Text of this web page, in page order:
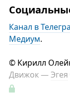
Канал в
Медиум.
© Кирилл
Движок —Эгея